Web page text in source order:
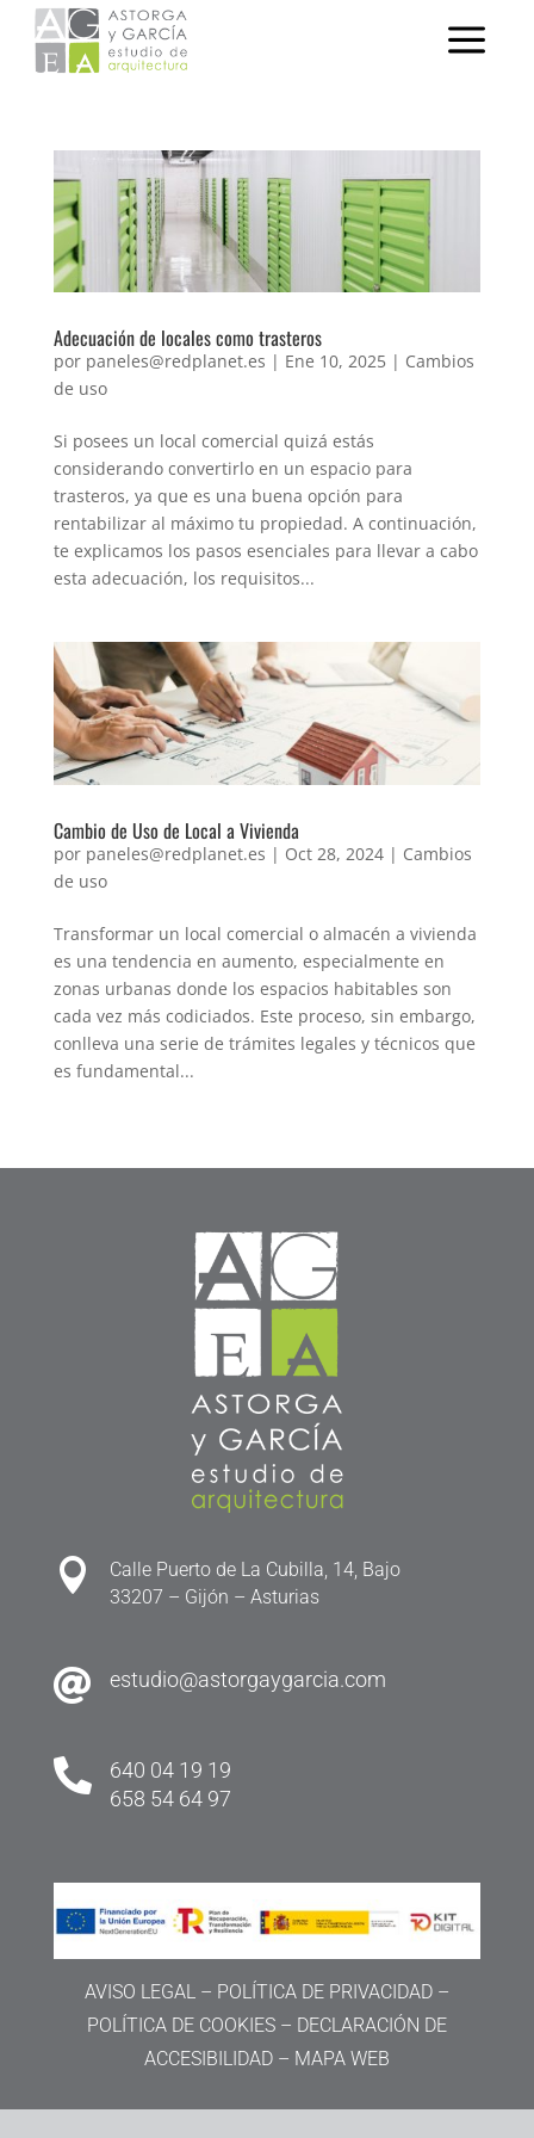
Adecuación de locales como trasteros
por paneles@redplanet.es | Ene 10, 2025| Cambios
de uso
Si posees un local comercial quizá estás
considerando convertirlo en un espacio para
trasteros, ya que es una buena opción para
rentabilizar al máximo tu propiedad. A continuación,
te explicamos los pasos esenciales para llevar a cabo
esta adecuación, los requisitos...
Cambio de Uso de Local a Vivienda
por paneles@redplanet.es | Oct 28, 2024| Cambios
de uso
Transformar un local comercial o almacén a vivienda
es una tendencia en aumento, especialmente en
zonas urbanas donde los espacios habitables son
cada vez más codiciados. Este proceso, sin embargo,
conlleva una serie de trámites legales y técnicos que
es fundamental...

Calle Puerto de La Cubilla, 14, Bajo
33207 – Gijón – Asturias
 estudio@astorgaygarcia.com

640 04 19 19
658 54 64 97
AVISO LEGAL– POLÍTICA DE PRIVACIDAD–
POLÍTICA DE COOKIES– DECLARACIÓN DE
ACCESIBILIDAD– MAPA WEB